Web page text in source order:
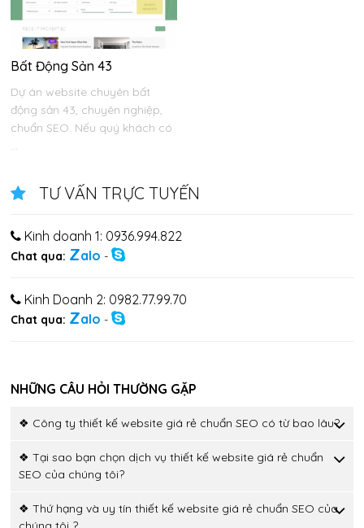
Bất Động Sản 43
Dự án website chuyên bất
động sản 43, chuyên nghiệp,
chuẩn SEO. Nếu quý khách có
...
TƯ VẤN TRỰC TUYẾN
Kinh doanh 1: 0936.994.822
Chat qua: Zalo -
Kinh Doanh 2: 0982.77.99.70
Chat qua: Zalo -
NHỮNG CÂU HỎI THƯỜNG GẶP
❖ Công ty thiết kế website giá rẻ chuẩn SEO có từ bao lâu?
❖ Tại sao bạn chọn dịch vụ thiết kế website giá rẻ chuẩn
SEO của chúng tôi?
❖ Thứ hạng và uy tín thiết kế website giá rẻ chuẩn SEO của